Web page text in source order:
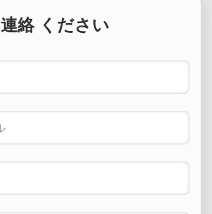
連絡 ください